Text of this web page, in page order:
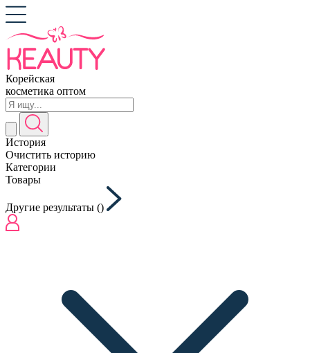
Корейская
косметика оптом
История
Очистить историю
Категории
Товары
Другие результаты ()